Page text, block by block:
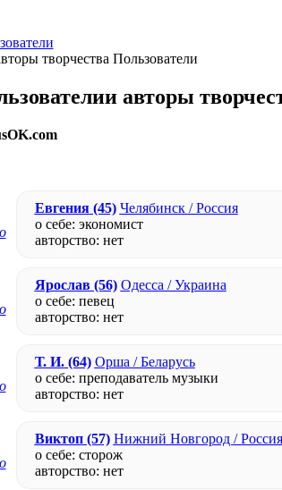
и авторы
Евгения(45) Челябинск / Россия
о себе: экономист
авторство: нет
Ярослав(56) Одесса / Украина
о себе: певец
авторство: нет
Т. И.(64) Орша / Беларусь
о себе: преподаватель музыки
авторство: нет
Виктоп(57) Нижний Новгород / Россия
о себе: сторож
авторство: нет